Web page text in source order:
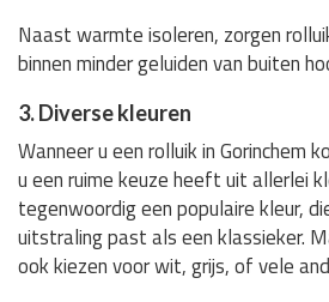
Naast warmte isoleren, zorgen
binnen minder geluiden van buiten
3. Diverse kleuren
Wanneer u een rolluik in Gorinchem
u een ruime keuze heeft uit allerlei
tegenwoordig een populaire kleur,
uitstraling past als een klassieker.
ook kiezen voor wit, grijs, of vele